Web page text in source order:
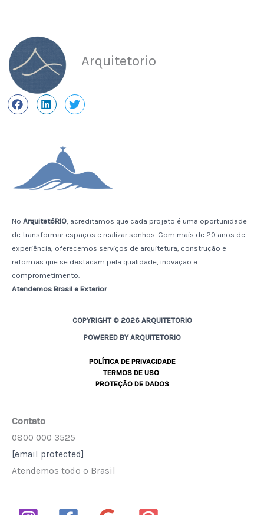
Arquitetorio
No ArquitetóRIO , acreditamos que cada projeto é uma oportunidade
de transformar espaços e realizar sonhos. Com mais de 20 anos de
experiência, oferecemos serviços de arquitetura, construção e
reformas que se destacam pela qualidade, inovação e
comprometimento.
Atendemos Brasil e Exterior
COPYRIGHT © 2026 ARQUITETORIO
POWERED BY ARQUITETORIO
POLÍTICA DE PRIVACIDADE
TERMOS DE USO
PROTEÇÃO DE DADOS
Contato
0800 000 3525
[email protected]
Atendemos todo o Brasil